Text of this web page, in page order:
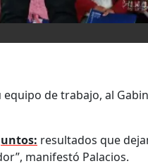
de trabajo, al
resultados que
manifestó Palacios.